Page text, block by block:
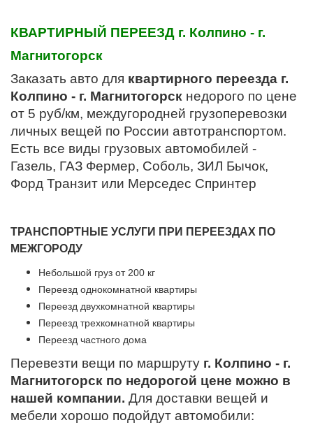
КВАРТИРНЫЙ ПЕРЕЕЗД г. Колпино - г.
Магнитогорск
Заказать авто для квартирного переезда г.
Колпино - г. Магнитогорск недорого по цене
от 5 руб/км, междугородней грузоперевозки
личных вещей по России автотранспортом.
Есть все виды грузовых автомобилей -
Газель, ГАЗ Фермер, Соболь, ЗИЛ Бычок,
Форд Транзит или Мерседес Спринтер
ТРАНСПОРТНЫЕ УСЛУГИ ПРИ ПЕРЕЕЗДАХ ПО
МЕЖГОРОДУ
Небольшой груз от 200 кг
Переезд однокомнатной квартиры
Переезд двухкомнатной квартиры
Переезд трехкомнатной квартиры
Переезд частного дома
Перевезти вещи по маршруту г. Колпино - г.
Магнитогорск по недорогой цене можно в
нашей компании. Для доставки вещей и
мебели хорошо подойдут автомобили: